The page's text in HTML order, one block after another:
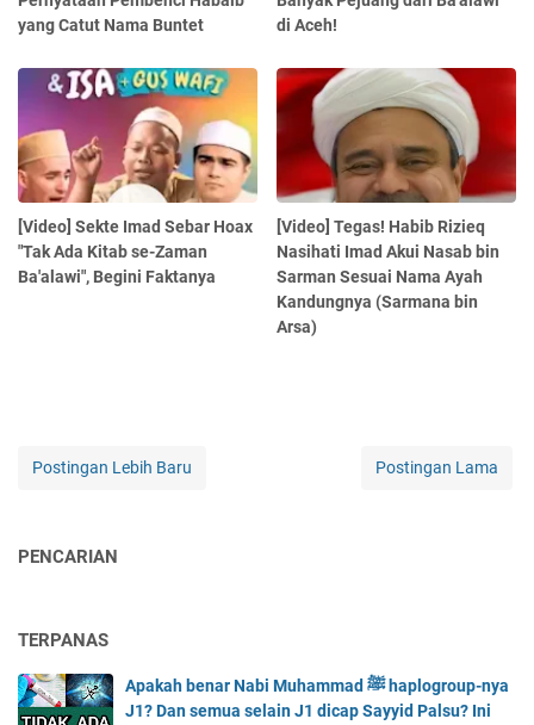
yang Catut Nama Buntet
di Aceh!
[Video] Sekte Imad Sebar Hoax
"Tak Ada Kitab se-Zaman
Ba'alawi", Begini Faktanya
[Video] Tegas! Habib Rizieq
Nasihati Imad Akui Nasab bin
Sarman Sesuai Nama Ayah
Kandungnya (Sarmana bin
Arsa)
Postingan Lebih Baru Postingan Lama
PENCARIAN
TERPANAS
Apakah benar Nabi Muhammad ﷺ haplogroup-nya
J1? Dan semua selain J1 dicap Sayyid Palsu? Ini